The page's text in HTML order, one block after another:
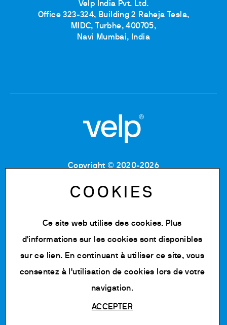
Velp India Pvt. Ltd.
Office 323-324, Building 2 Raheja Tesla,
MIDC, Turbhe, 400705,
Navi Mumbai, India
Copyright © 2020-2026
Numéro de TVA : IT 00842180960
MB Registre du commerce et des sociétés :
Numéro REA : MB-1129804
Politique de confidentialité
Cookie Policy
COOKIES
Ce site web utilise des cookies. Plus
d'informations sur les cookies sont disponibles
surce lien. En continuant à utiliser ce site, vous
consentez à l'utilisation de cookies lors de votre
navigation.
ACCEPTER
Powered by Siglacom